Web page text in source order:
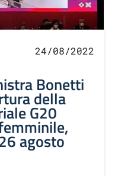
24/08/2022
Bonetti
della
G20
agosto